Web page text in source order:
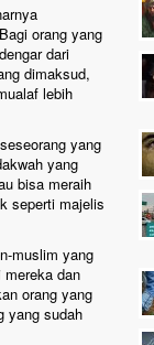
orang yang
dari
dimaksud,
lebih
yang
yang
bisa meraih
seperti majelis
muslim yang
mereka dan
orang yang
yang sudah